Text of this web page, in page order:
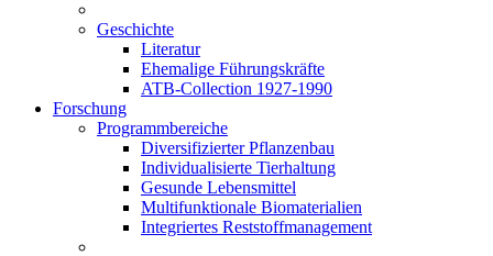
Geschichte
Literatur
Ehemalige Führungskräfte
ATB-Collection 1927-1990
Forschung
Programmbereiche
Diversifizierter Pflanzenbau
Individualisierte Tierhaltung
Gesunde Lebensmittel
Multifunktionale Biomaterialien
Integriertes Reststoffmanagement